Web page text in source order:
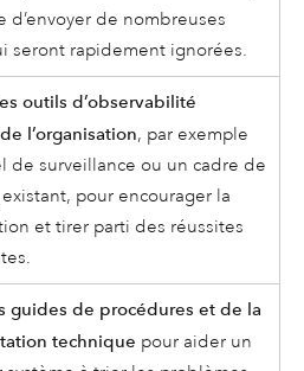
d’envoyer de nombreuses
seront rapidement ignorées.
outils d’observabilité
l’organisation, par exemple
de surveillance ou un cadre de
pour encourager la
et tirer parti des réussites
guides de procédures et de la
technique pour aider un